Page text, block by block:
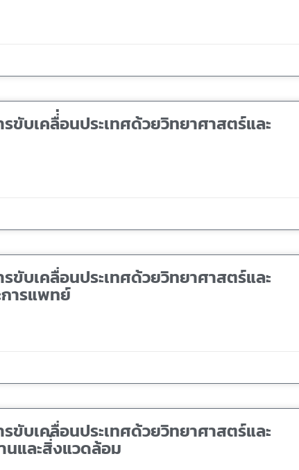
ขับเคลื่่อนประเทศด้วยวิทยาศาสตร์และ
ขับเคลื่อนประเทศด้วยวิทยาศาสตร์และ
การแพทย์
ขับเคลื่อนประเทศด้วยวิทยาศาสตร์และ
นและสิ่่งแวดล้อม